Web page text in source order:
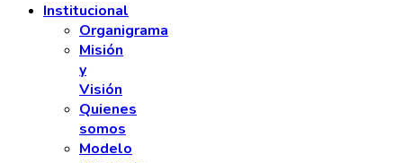
Institucional
Organigrama
Misión
y
Visión
Quienes
somos
Modelo